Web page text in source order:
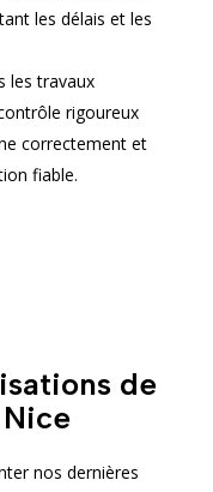
les délais et les
les travaux
rigoureux
correctement et
fiable.
de
nos dernières